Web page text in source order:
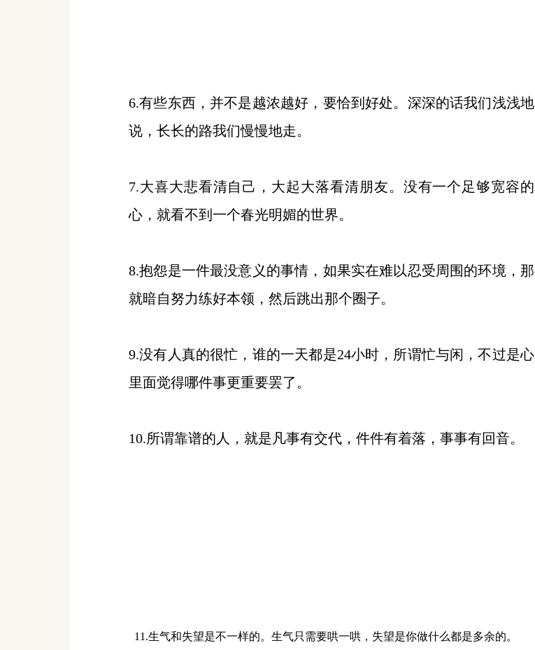
6.有些东西，并不是越浓越好，要恰到好处。深深的话我们浅浅地
说，长长的路我们慢慢地走。
7.大喜大悲看清自己，大起大落看清朋友。没有一个足够宽容的
心，就看不到一个春光明媚的世界。
8.抱怨是一件最没意义的事情，如果实在难以忍受周围的环境，那
就暗自努力练好本领，然后跳出那个圈子。
9.没有人真的很忙，谁的一天都是24小时，所谓忙与闲，不过是心
里面觉得哪件事更重要罢了。
10.所谓靠谱的人，就是凡事有交代，件件有着落，事事有回音。
11.生气和失望是不一样的。生气只需要哄一哄，失望是你做什么都是多余的。